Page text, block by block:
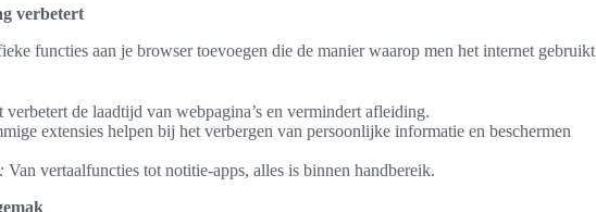
verbetert
functies aan je browser toevoegen die de manier waarop men het internet gebruikt
verbetert de laadtijd van webpagina’s en vermindert afleiding.
extensies helpen bij het verbergen van persoonlijke informatie en beschermen
Van vertaalfuncties tot notitie-apps, alles is binnen handbereik.